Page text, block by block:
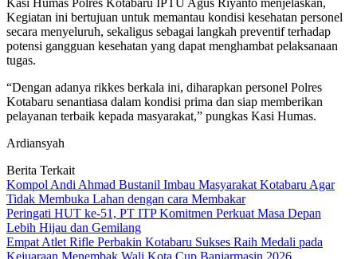
Kasi Humas Polres Kotabaru IPTU Agus Riyanto menjelaskan,
Kegiatan ini bertujuan untuk memantau kondisi kesehatan personel
secara menyeluruh, sekaligus sebagai langkah preventif terhadap
potensi gangguan kesehatan yang dapat menghambat pelaksanaan
tugas.
“Dengan adanya rikkes berkala ini, diharapkan personel Polres
Kotabaru senantiasa dalam kondisi prima dan siap memberikan
pelayanan terbaik kepada masyarakat,” pungkas Kasi Humas.
Ardiansyah
Berita Terkait
Kompol Andi Ahmad Bustanil Imbau Masyarakat Kotabaru Agar
Tidak Membuka Lahan dengan cara Membakar
Peringati HUT ke-51, PT ITP Komitmen Perkuat Masa Depan
Lebih Hijau dan Gemilang
Empat Atlet Rifle Perbakin Kotabaru Sukses Raih Medali pada